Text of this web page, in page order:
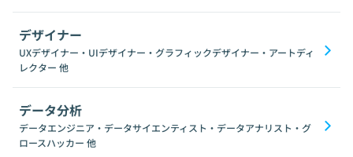
デザイナー
UXデザイナー・UIデザイナー・グラフィックデザイナー・アートディ
レクター 他
データ分析
データエンジニア・データサイエンティスト・データアナリスト・グ
ロースハッカー 他